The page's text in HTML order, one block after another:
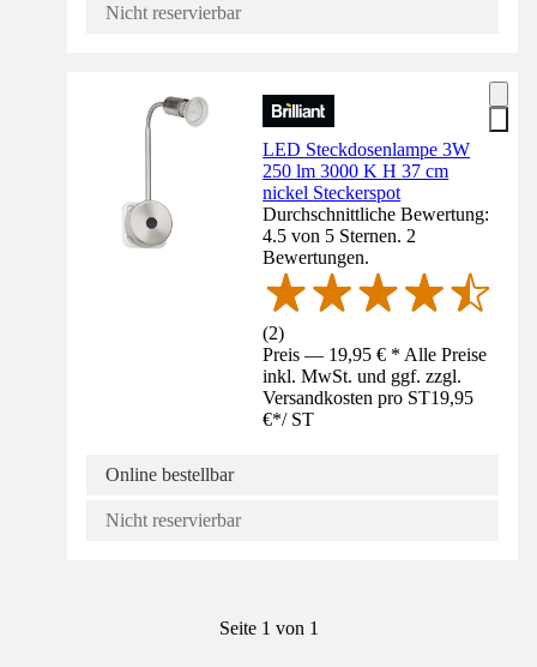
Nicht reservierbar
LED Steckdosenlampe 3W
250 lm 3000 K H 37 cm
nickel Steckerspot
Durchschnittliche Bewertung:
4.5 von 5 Sternen. 2
Bewertungen.
(2)
Preis — 19,95 € * Alle Preise
inkl. MwSt. und ggf. zzgl.
Versandkosten pro ST19,95
€*/ ST
Online bestellbar
Nicht reservierbar
Seite 1 von 1